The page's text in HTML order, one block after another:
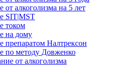
от алкоголизма на 5 лет
SIT|MST
током
на дому
препаратом Налтрексон
по методу Довженко
от алкоголизма